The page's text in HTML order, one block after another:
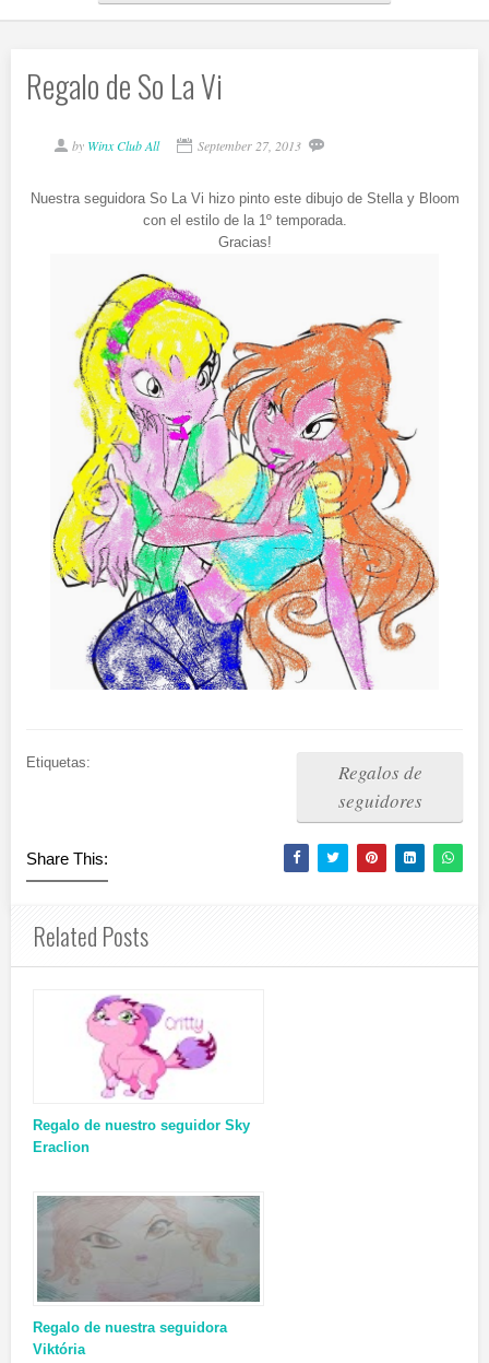
Regalo de So La Vi
by Winx Club All September 27, 2013
Nuestra seguidora So La Vi hizo pinto este dibujo de Stella y Bloom
con el estilo de la 1º temporada.
Gracias!
Etiquetas:
Regalos de
seguidores
Share This:
Related Posts
Regalo de nuestro seguidor Sky
Eraclion
Regalo de nuestra seguidora
Viktória